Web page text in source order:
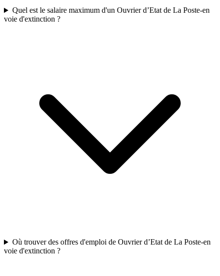
Quel est le salaire maximum d'un Ouvrier d’Etat de La Poste-en
voie d'extinction ?
Où trouver des offres d'emploi de Ouvrier d’Etat de La Poste-en
voie d'extinction ?